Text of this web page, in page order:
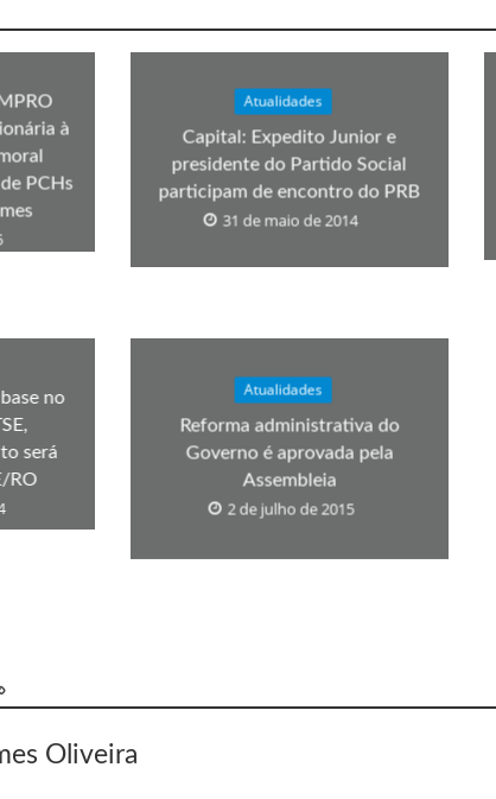
à
PCHs
Atualidades
Capital: Expedito Junior e
presidente do Partido Social
participam de encontro do PRB
31 de maio de 2014
no
será
RO
Atualidades
Reforma administrativa do
Governo é aprovada pela
Assembleia
2 de julho de 2015
Oliveira